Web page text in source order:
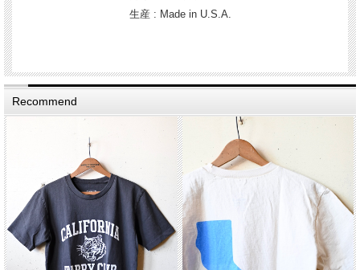
生産 : Made in U.S.A.
Recommend